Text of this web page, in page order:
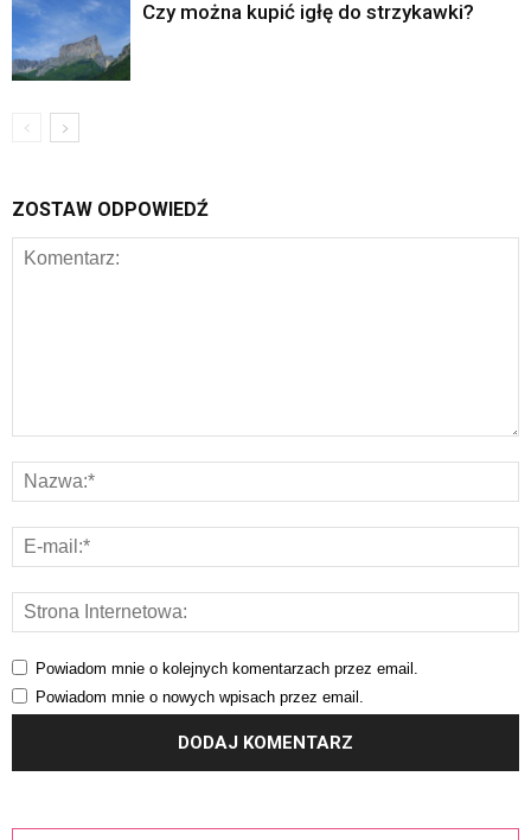
Czy można kupić igłę do strzykawki?
ZOSTAW ODPOWIEDŹ
Powiadom mnie o kolejnych komentarzach przez email.
Powiadom mnie o nowych wpisach przez email.